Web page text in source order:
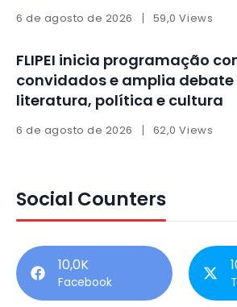
6 de agosto de 2026 59,0 Views
FLIPEI inicia programação
convidados e amplia debate
literatura, política e cultura
6 de agosto de 2026 62,0 Views
Social Counters
10,0K
Facebook